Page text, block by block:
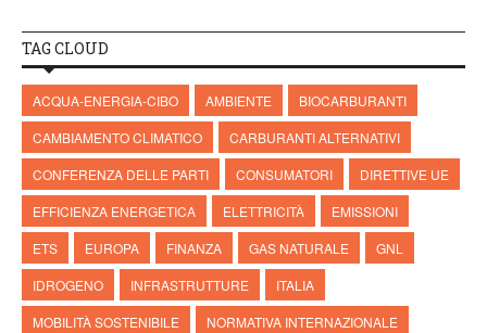
TAG CLOUD
ACQUA-ENERGIA-CIBO AMBIENTE
BIOCARBURANTI
CAMBIAMENTO CLIMATICO
CARBURANTI ALTERNATIVI
CONFERENZA DELLE PARTI
CONSUMATORI
DIRETTIVE UE
EFFICIENZA ENERGETICA
ELETTRICITÀ
EMISSIONI
ETS
EUROPA FINANZA GAS NATURALE
GNL
IDROGENO
INFRASTRUTTURE
ITALIA
MOBILITÀ SOSTENIBILE
NORMATIVA INTERNAZIONALE